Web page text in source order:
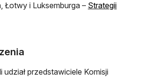
Łotwy i Luksemburga – Strategii
przedstawiciele Komisji